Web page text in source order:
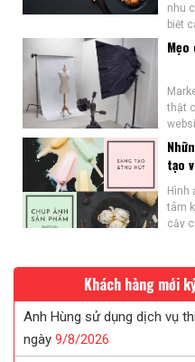
nhu
biệt
thật
tạo
Hình
tâm
cậy
Khách hàng mới
Anh Hùng sử dụng dịch vụ
ngày9/8/ 2026
Anh Tân thiết kế web bán